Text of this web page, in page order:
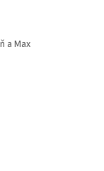
a Max